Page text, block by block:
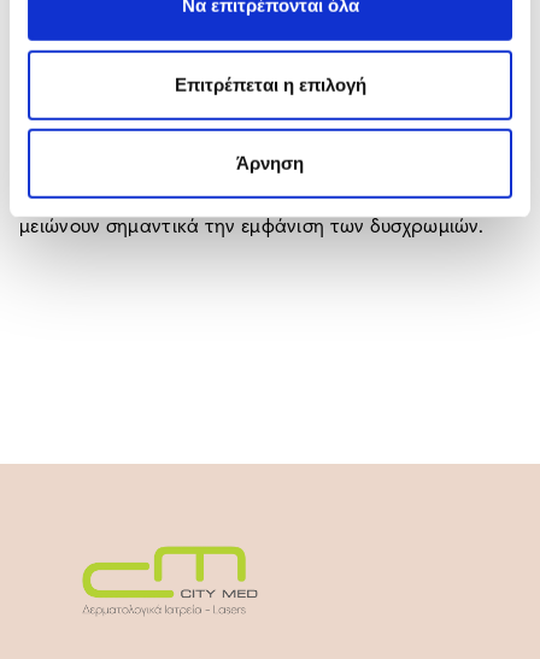
Να επιτρέπονται όλα
Επιτρέπεται η επιλογή
Άρνηση
Σε περίπτωση που οι μεσοθεραπείες δεν εξαλείψουν το
πρόβλημα τότε η θεραπεία των πανάδων μπορεί να
συνεχιστεί με χημικά peeling λεύκανσής.
Πρέπει να σημειωθεί ωστόσο πως το λέιζερ και το
καλοκαίρι. Κατά τους καλοκαιρινούς μήνες είναι
προτιμότερες οι μεσοθεραπείες λεύκανσής οι οποίες
μειώνουν σημαντικά την εμφάνιση των δυσχρωμιών.